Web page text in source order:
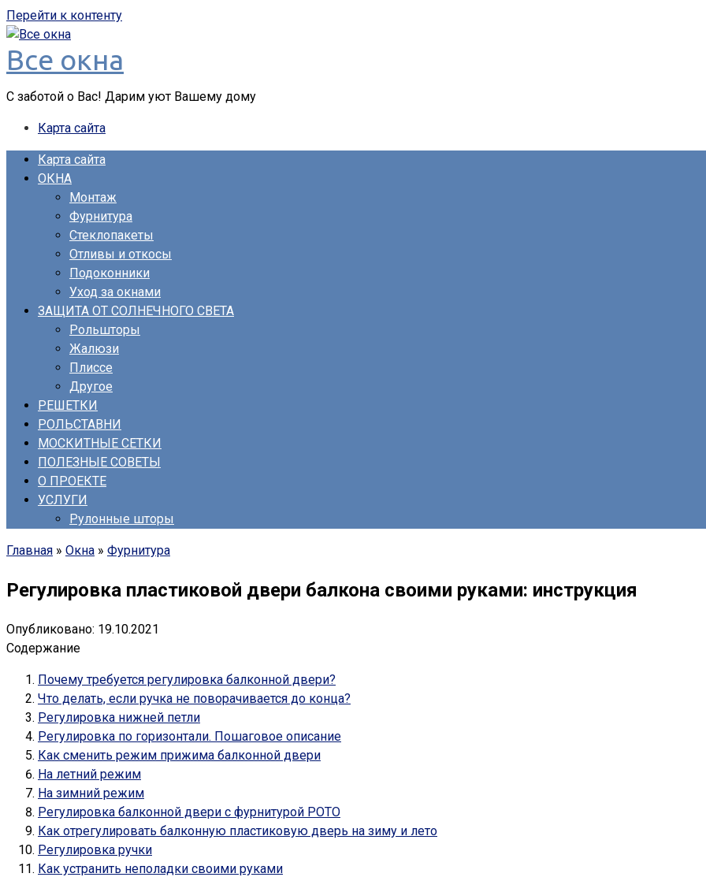
Перейти к контенту
Все окна
С заботой о Вас! Дарим уют Вашему дому
Карта сайта
Карта сайта
ОКНА
Монтаж
Фурнитура
Стеклопакеты
Отливы и откосы
Подоконники
Уход за окнами
ЗАЩИТА ОТ СОЛНЕЧНОГО СВЕТА
Рольшторы
Жалюзи
Плиссе
Другое
РЕШЕТКИ
РОЛЬСТАВНИ
МОСКИТНЫЕ СЕТКИ
ПОЛЕЗНЫЕ СОВЕТЫ
О ПРОЕКТЕ
УСЛУГИ
Рулонные шторы
Главная » Окна » Фурнитура
Регулировка пластиковой двери балкона своими руками: инструкция
Опубликовано: 19.10.2021
Содержание
Почему требуется регулировка балконной двери?
Что делать, если ручка не поворачивается до конца?
Регулировка нижней петли
Регулировка по горизонтали. Пошаговое описание
Как сменить режим прижима балконной двери
На летний режим
На зимний режим
Регулировка балконной двери с фурнитурой РОТО
Как отрегулировать балконную пластиковую дверь на зиму и лето
Регулировка ручки
Как устранить неполадки своими руками